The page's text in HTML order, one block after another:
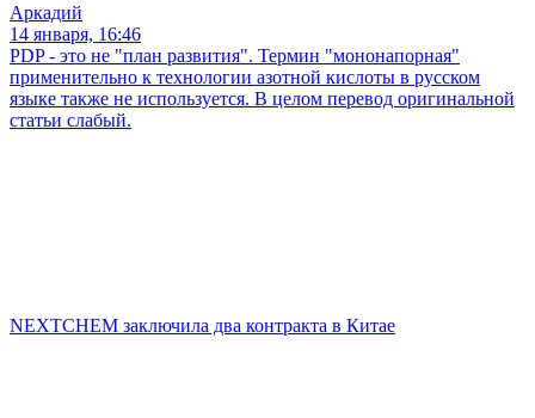
Аркадий
14 января, 16:46
PDP - это не "план развития". Термин "мононапорная"
применительно к технологии азотной кислоты в русском
языке также не используется. В целом перевод оригинальной
статьи слабый.
NEXTCHEM заключила два контракта в Китае